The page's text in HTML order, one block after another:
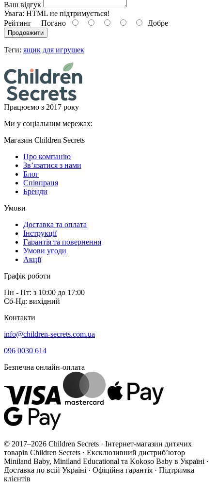
Ваш відгук
Увага: HTML не підтримується!
Рейтинг Погано Добре
Продовжити
Теги: ящик для игрушек
Працюємо з 2017 року
Ми у соціальним мережах:
Магазин Children Secrets
Про компанію
Зв’язатися з нами
Блог
Співпраця
Бренди
Умови
Доставка та оплата
Інструкції
Гарантія та повернення
Умови угоди
Акції
Графік роботи
Пн - Пт: з 10:00 до 17:00
Сб-Нд: вихідний
Контакти
info@children-secrets.com.ua
096 0030 614
Безпечна онлайн-оплата
© 2017–2026 Children Secrets · Інтернет-магазин дитячих
товарів Children Secrets · Ексклюзивний дистриб’ютор
Miniland Baby, Miniland Educational та Kokoso Baby в Україні ·
Доставка по всій Україні · Офіційна гарантія · Підтримка
клієнтів